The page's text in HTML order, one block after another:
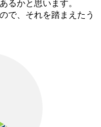
るかと思います。
で、それを踏まえたう